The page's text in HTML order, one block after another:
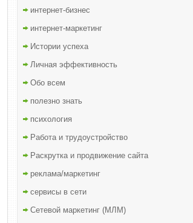
интернет-бизнес
интернет-маркетинг
Истории успеха
Личная эффективность
Обо всем
полезно знать
психология
Работа и трудоустройство
Раскрутка и продвижение сайта
реклама/маркетинг
сервисы в сети
Сетевой маркетинг (МЛМ)